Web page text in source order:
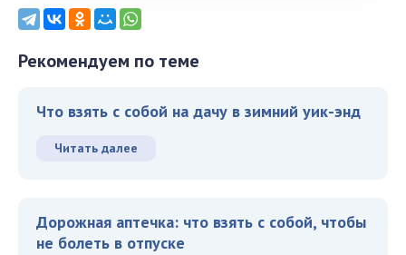
Рекомендуем по теме
Что взять с собой на дачу в зимний уик-энд
Читать далее
Дорожная аптечка: что взять с собой, чтобы
не болеть в отпуске